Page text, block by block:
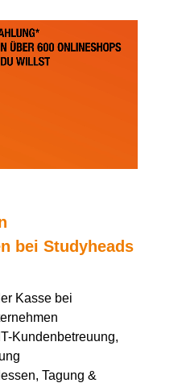
bei Studyheads
Kasse bei
Kundenbetreuung,
Tagung &